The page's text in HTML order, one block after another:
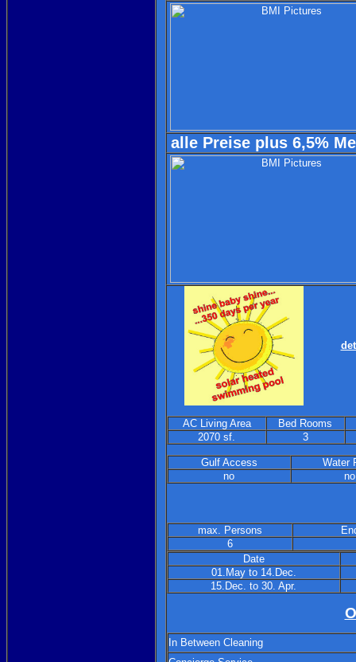
alle Preise plus 6,5%
AC Living Area
Bed Rooms
2070 sf.
3
Gulf Access
Water
no
no
max. Persons
6
Date
01.May to 14.Dec.
15.Dec. to 30. Apr.
In Between Cleaning